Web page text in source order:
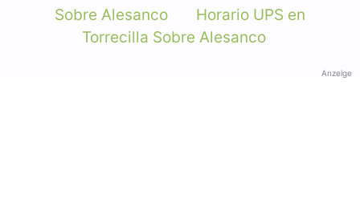
Sobre Alesanco
Horario UPS en
Torrecilla Sobre Alesanco
Anzeige